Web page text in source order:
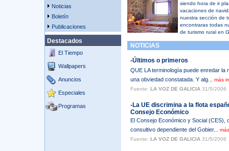
Noticias
Boletín
Publicaciones
Destacados
El Tiempo
Wallpapers
Anuncios
Especiales
Programas
siendo hora de ir
vacaciones de
nuestra sección de
encontraras todas
de turismo rural en
NOTICIAS
-Últimos o primeros
QUE LA terminología puede enredar la
una obviedad constatada. Y alg... más
Fuente: LA VOZ DE GALICIA31/5/2006
-La UE discrimina a la flota
Consejo Económico
El Consejo Económico y Social (CES),
consultivo dependiente del Gobier...
Fuente: LA VOZ DE GALICIA31/5/2006